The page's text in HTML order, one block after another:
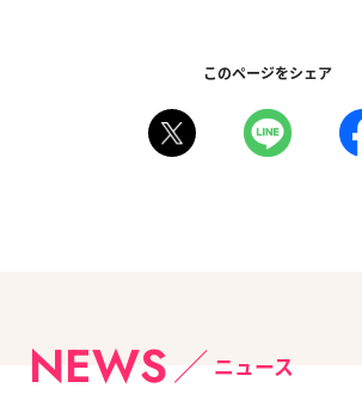
このページをシェア
NEWS ニュース